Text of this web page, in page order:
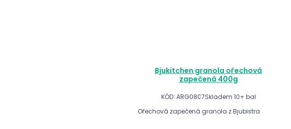
Bjukitchen granola ořechová
zapečená 400g
KÓD: ARG0807Skladem 10+ bal
Ořechová zapečená granola z Bjubistra